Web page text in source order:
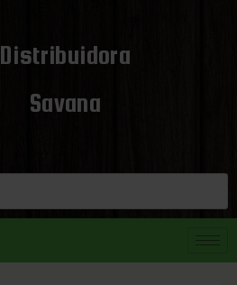
Distribuidora
Savana